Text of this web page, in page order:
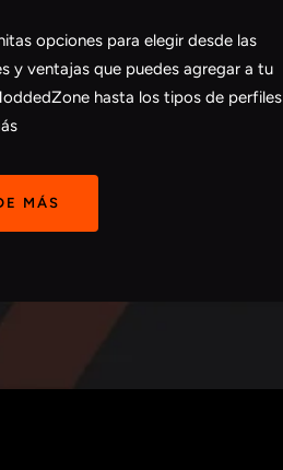
opciones para elegir desde las
y ventajas que puedes agregar a tu
hasta los tipos de perfiles
MÁS